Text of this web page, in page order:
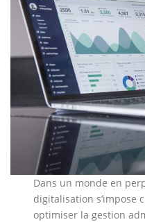
Dans un monde en
digitalisation s’impose
optimiser la gestion